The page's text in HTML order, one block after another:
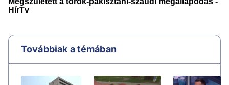
Továbbiak a témában